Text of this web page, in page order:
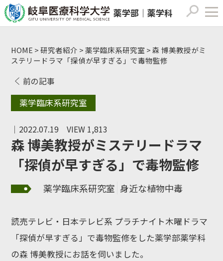
薬学部｜薬学科
HOME >研究者紹介 >薬学臨床系研究室 >森 博美教授がミ
ステリードラマ「探偵が早すぎる」で毒物監修
前の記事
薬学臨床系研究室
｜2022.07.19 VIEW 1,813
森 博美教授がミステリードラマ
「探偵が早すぎる」で毒物監修
薬学臨床系研究室 身近な植物中毒
読売テレビ・日本テレビ系 プラチナイト木曜ドラマ
「探偵が早すぎる」で毒物監修をした薬学部薬学科
の森 博美教授にお話を伺いました。